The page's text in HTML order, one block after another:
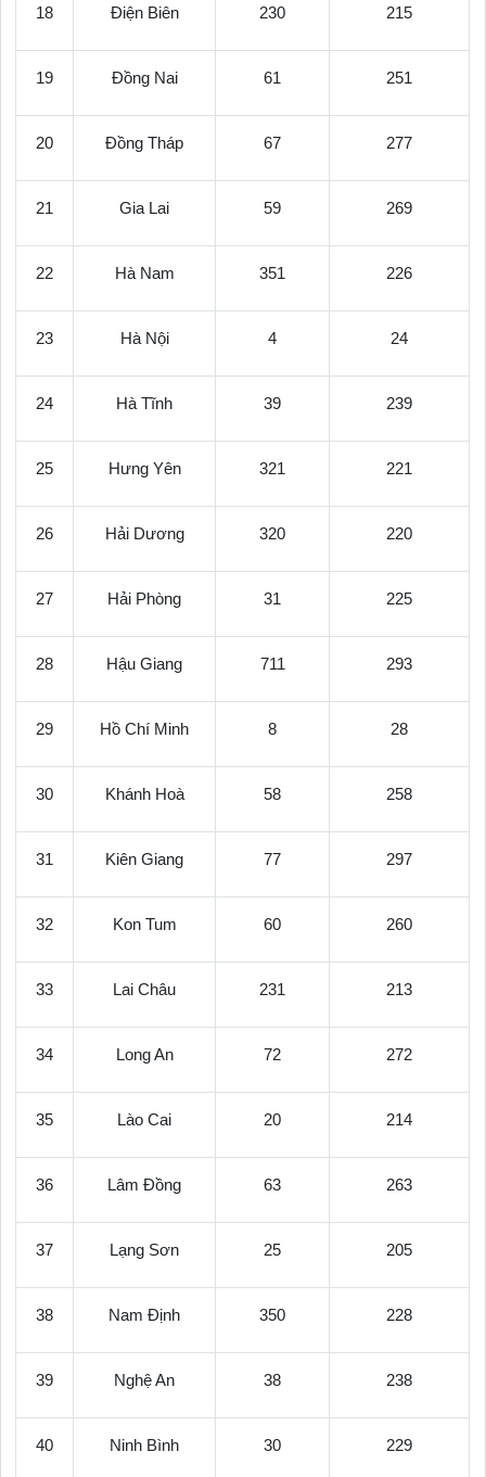
18 Điện Biên 230 215
19 Đồng Nai 61 251
20 Đồng Tháp 67 277
21 Gia Lai 59 269
22 Hà Nam 351 226
23 Hà Nội 4 24
24 Hà Tĩnh 39 239
25 Hưng Yên 321 221
26 Hải Dương 320 220
27 Hải Phòng 31 225
28 Hậu Giang 711 293
29 Hồ Chí Minh 8 28
30 Khánh Hoà 58 258
31 Kiên Giang 77 297
32 Kon Tum 60 260
33 Lai Châu 231 213
34 Long An 72 272
35 Lào Cai 20 214
36 Lâm Đồng 63 263
37 Lạng Sơn 25 205
38 Nam Định 350 228
39 Nghệ An 38 238
40 Ninh Bình 30 229